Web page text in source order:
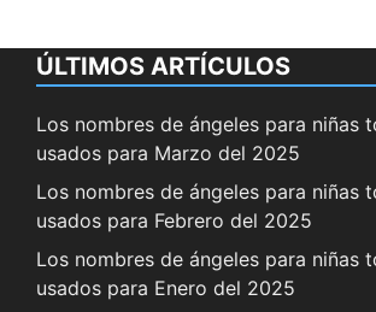
ÚLTIMOS ARTÍCULOS
Los nombres de ángeles para niñas
usados para Marzo del 2025
Los nombres de ángeles para niñas
usados para Febrero del 2025
Los nombres de ángeles para niñas
usados para Enero del 2025